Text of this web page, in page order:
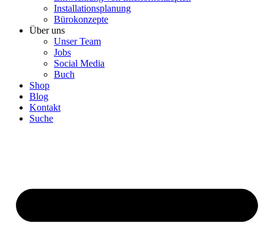
Installationsplanung
Bürokonzepte
Über uns
Unser Team
Jobs
Social Media
Buch
Shop
Blog
Kontakt
Suche